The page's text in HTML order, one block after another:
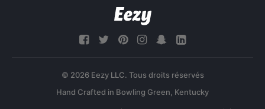
© 2026 Eezy LLC. Tous droits réservés